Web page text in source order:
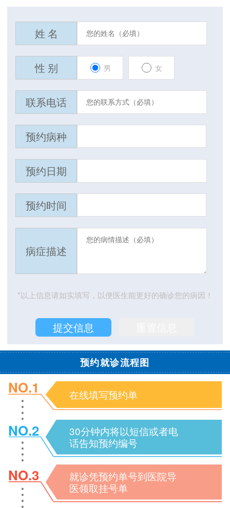
姓 名
性 别 男 女
联系电话
预约病种
预约日期
预约时间
病症描述
*以上信息请如实填写，以便医生能更好的确诊您的病因！
预约就诊流程图
NO.1 在线填写预约单
NO.2
30分钟内将以短信或者电
话告知预约编号
NO.3
就诊凭预约单号到医院导
医领取挂号单